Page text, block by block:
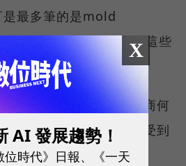
最多筆的是mold
的網站能被排在前面，這些
去。
搜尋引擎，那麼企業廠商何
相關服務？久大會不會受到
X
AI 發展趨勢！
位時代》日報、《一天